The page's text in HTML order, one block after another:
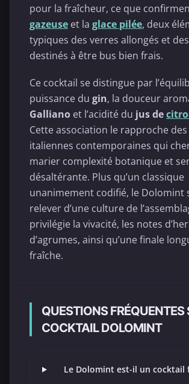
pour la fraîcheur, ce que
gazeuse et la glace pilée, deux
typiques des verres allongés et
destinés à être bus bien frais.
Ce cocktail se distingue par
puissance du gin, la douceur
Galliano et l’acidité du jus de
Cette association le rapproche
italiennes contemporaines qui
marier complexité botanique et
désaltérante. Plus qu’un classique
unanimement codifié, le Dolomint
relever d’une culture de
privilégie la vivacité, les notes
d’agrumes, ainsi qu’une finale
fraîche.
QUESTIONS FRÉQUENTES
COCKTAIL DOLOMINT
Le Dolomint est-il un cocktail